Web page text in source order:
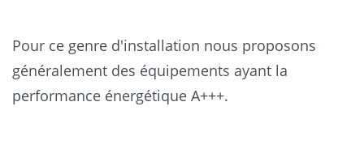
Pour ce genre d'installation nous proposons
généralement des équipements ayant la
performance énergétique A+++.